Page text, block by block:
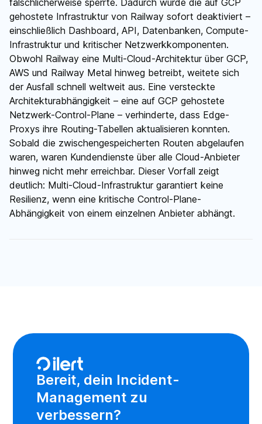
fälschlicherweise sperrte. Dadurch wurde die auf GCP
gehostete Infrastruktur von Railway sofort deaktiviert –
einschließlich Dashboard, API, Datenbanken, Compute-
Infrastruktur und kritischer Netzwerkkomponenten.
Obwohl Railway eine Multi-Cloud-Architektur über GCP,
AWS und Railway Metal hinweg betreibt, weitete sich
der Ausfall schnell weltweit aus. Eine versteckte
Architekturabhängigkeit – eine auf GCP gehostete
Netzwerk-Control-Plane – verhinderte, dass Edge-
Proxys ihre Routing-Tabellen aktualisieren konnten.
Sobald die zwischengespeicherten Routen abgelaufen
waren, waren Kundendienste über alle Cloud-Anbieter
hinweg nicht mehr erreichbar. Dieser Vorfall zeigt
deutlich: Multi-Cloud-Infrastruktur garantiert keine
Resilienz, wenn eine kritische Control-Plane-
Abhängigkeit von einem einzelnen Anbieter abhängt.
Bereit, dein Incident-
Management zu
verbessern?